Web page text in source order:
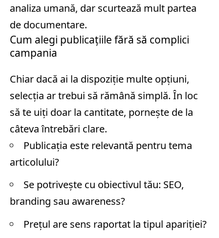
analiza umană, dar scurtează mult partea
de documentare.
Cum alegi publicațiile fără să complici
campania
Chiar dacă ai la dispoziție multe opțiuni,
selecția ar trebui să rămână simplă. În loc
să te uiți doar la cantitate, pornește de la
câteva întrebări clare.
Publicația este relevantă pentru tema
articolului?
Se potrivește cu obiectivul tău: SEO,
branding sau awareness?
Prețul are sens raportat la tipul apariției?